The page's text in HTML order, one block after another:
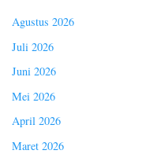
Agustus 2026
Juli 2026
Juni 2026
Mei 2026
April 2026
Maret 2026